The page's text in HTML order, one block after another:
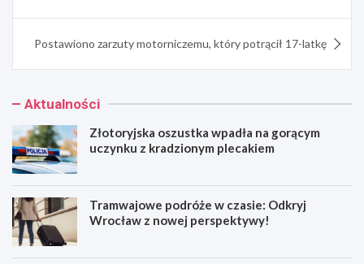
Postawiono zarzuty motorniczemu, który potrącił 17-latkę
Aktualności
Złotoryjska oszustka wpadła na gorącym
uczynku z kradzionym plecakiem
Tramwajowe podróże w czasie: Odkryj
Wrocław z nowej perspektywy!